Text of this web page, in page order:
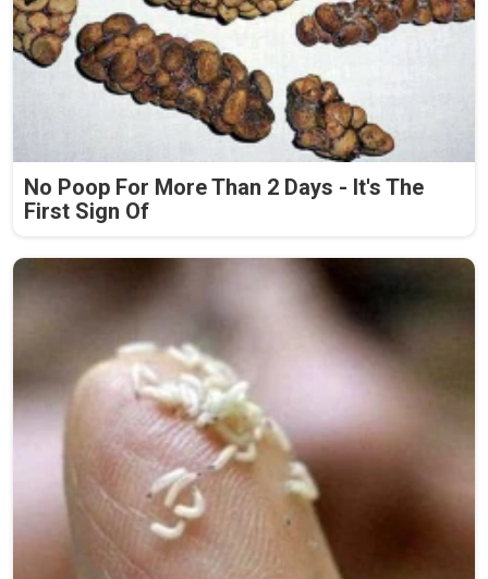
No Poop For More Than 2 Days - It's The
First Sign Of